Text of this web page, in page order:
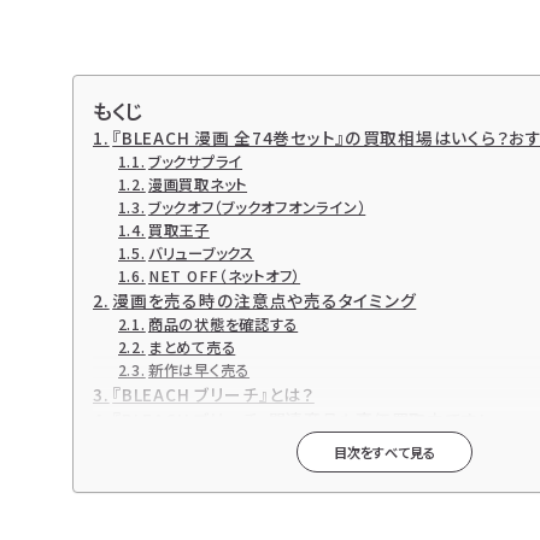
もくじ
『BLEACH 漫画 全74巻セット』の買取相場はいくら？
ブックサプライ
漫画買取ネット
ブックオフ（ブックオフオンライン）
買取王子
バリューブックス
NET OFF（ネットオフ）
漫画を売る時の注意点や売るタイミング
商品の状態を確認する
まとめて売る
新作は早く売る
『BLEACH ブリーチ』とは？
『BLEACH ブリーチ』各種DVD・DVD-BOX【Blu-ray】買取
『BLEACH ブリーチ』各種CD買取
『BLEACH ブリーチ』各種ゲーム買取
目次をすべて見る